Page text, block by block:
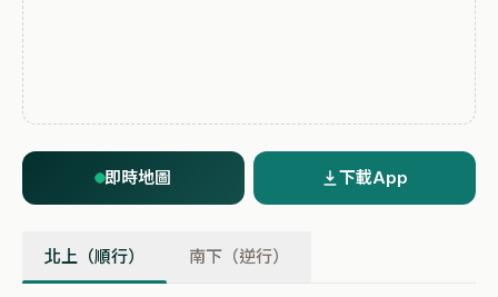
即時地圖 下載App
北上（順行） 南下（逆行）